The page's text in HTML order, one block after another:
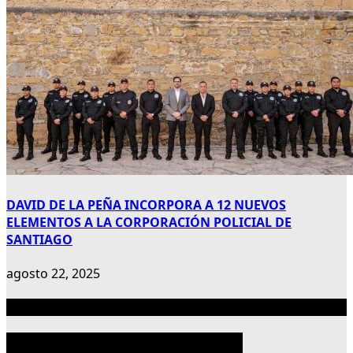
DAVID DE LA PEÑA INCORPORA A 12 NUEVOS
ELEMENTOS A LA CORPORACIÓN POLICIAL DE
SANTIAGO
agosto 22, 2025